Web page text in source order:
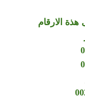
الارقام